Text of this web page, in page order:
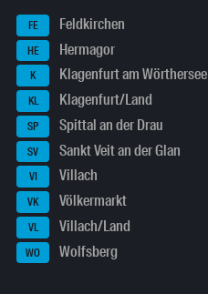
FE Feldkirchen
HE Hermagor
K Klagenfurt am Wörthersee
KL Klagenfurt/Land
SP Spittal an der Drau
SV Sankt Veit an der Glan
VI Villach
VK Völkermarkt
VL Villach/Land
WO Wolfsberg